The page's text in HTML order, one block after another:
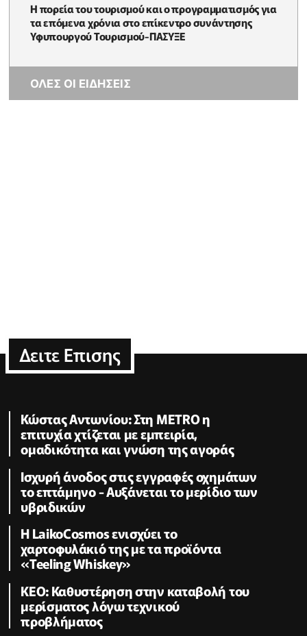
Η πορεία του τουρισμού και ο προγραμματισμός για
τα επόμενα χρόνια στο επίκεντρο συνάντησης
Υφυπουργού Τουρισμού-ΠΑΣΥΞΕ
ΟΛΕΣ ΟΙ ΕΙΔΗΣΕΙΣ
Δειτε Επισης
Κώστας Αντωνίου: Στη METRO η
επιτυχία χτίζεται με εμπειρία,
ομαδικότητα και γνώση της αγοράς
Ισχυρή άνοδος στις εγγραφές οχημάτων
το επτάμηνο - Αυξάνεται το μερίδιο των
υβριδικών
Η LaikoCosmos ενισχύει το
χαρτοφυλάκιό της με τα προϊόντα
«Teeling Whiskey»
KEO: Καθυστέρηση στην καταβολή του
μερίσματος λόγω τεχνικού
προβλήματος